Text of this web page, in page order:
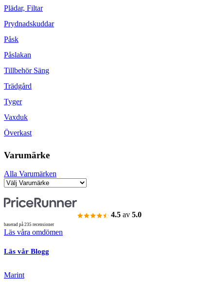
Plädar, Filtar
Prydnadskuddar
Påsk
Påslakan
Tillbehör Säng
Trädgård
Tyger
Vaxduk
Överkast
Varumärke
Alla Varumärken
4.5 av 5.0
baserad på 235 recensioner
Läs våra omdömen
Läs vår Blogg
Marint